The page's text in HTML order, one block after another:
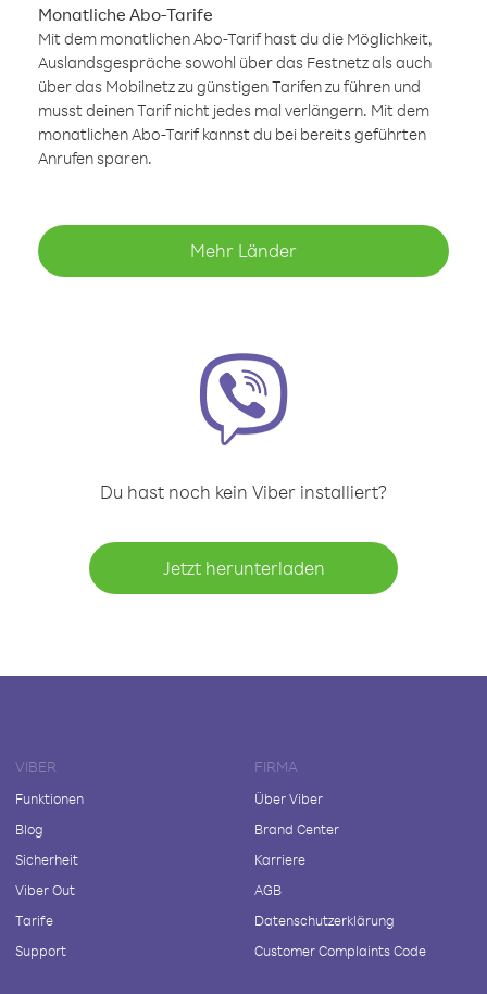
Monatliche Abo-Tarife
Mit dem monatlichen Abo-Tarif hast du die Möglichkeit,
Auslandsgespräche sowohl über das Festnetz als auch
über das Mobilnetz zu günstigen Tarifen zu führen und
musst deinen Tarif nicht jedes mal verlängern. Mit dem
monatlichen Abo-Tarif kannst du bei bereits geführten
Anrufen sparen.
Mehr Länder
Du hast noch kein Viber installiert?
Jetzt herunterladen
VIBER
Funktionen
Blog
Sicherheit
Viber Out
Tarife
Support
FIRMA
Über Viber
Brand Center
Karriere
AGB
Datenschutzerklärung
Customer Complaints Code